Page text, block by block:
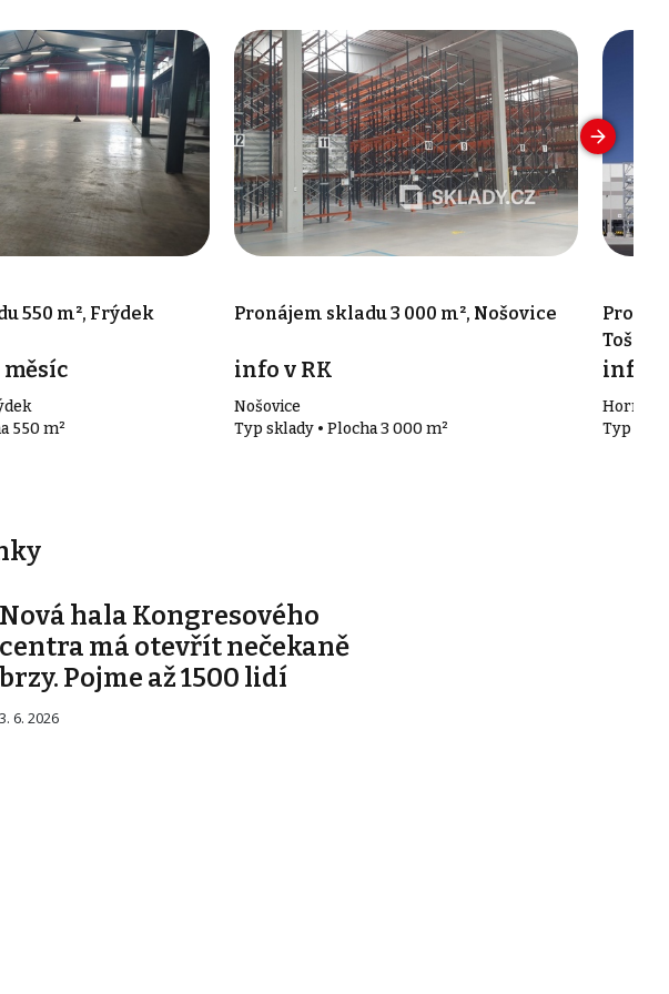
550 m², Frýdek
měsíc
550 m²
Pronájem skladu 3 000 m², Nošovice
info v RK
Nošovice
Typ sklady • Plocha 3 000 m²
info v
Horní
Typ
Nová hala Kongresového
centra má otevřít nečekaně
brzy. Pojme až 1500 lidí
3. 6. 2026